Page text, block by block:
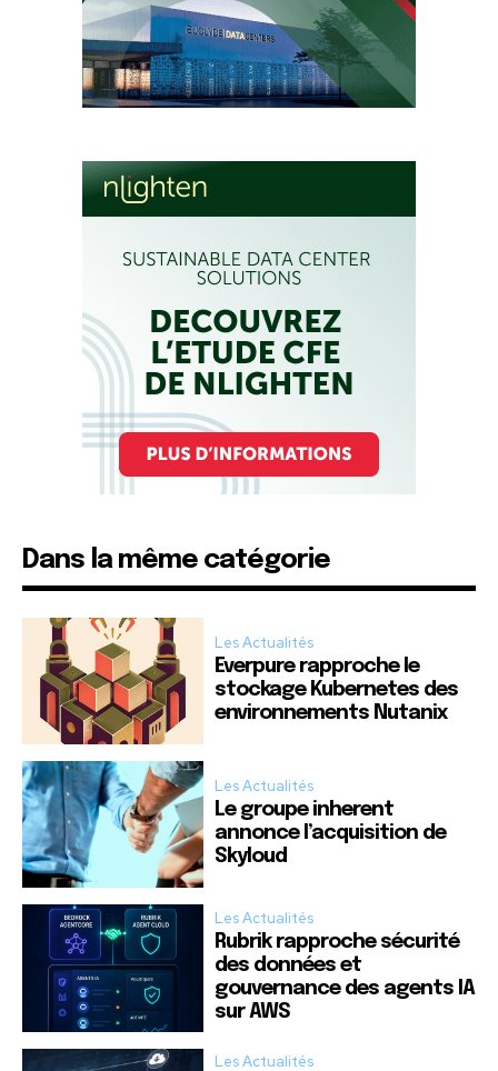
Dans la même catégorie
Les Actualités
Everpure rapproche le
stockage Kubernetes des
environnements Nutanix
Les Actualités
Le groupe inherent
annonce l’acquisition de
Skyloud
Les Actualités
Rubrik rapproche sécurité
des données et
gouvernance des agents IA
sur AWS
Les Actualités